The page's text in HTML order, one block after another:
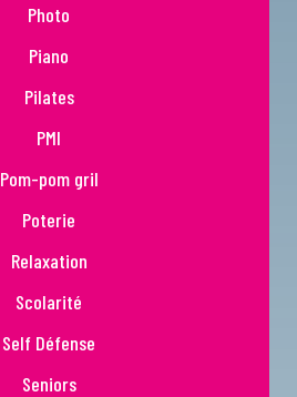
Photo
Piano
Pilates
PMI
Pom-pom gril
Poterie
Relaxation
Scolarité
Self Défense
Seniors